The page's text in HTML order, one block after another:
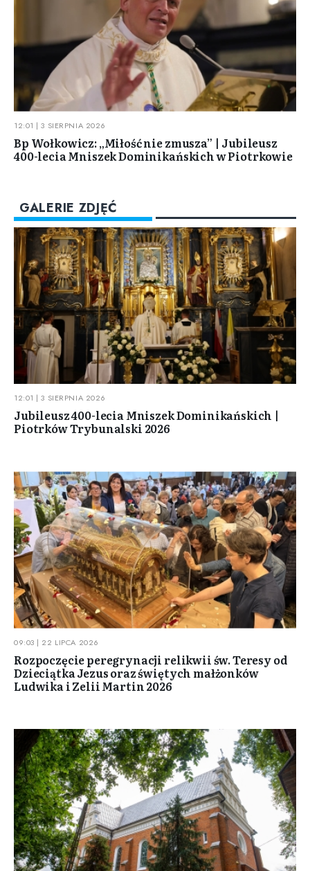
12:01 | 3 SIERPNIA 2026
Bp Wołkowicz: „Miłość nie zmusza” | Jubileusz
400-lecia Mniszek Dominikańskich w Piotrkowie
GALERIE ZDJĘĆ
12:01 | 3 SIERPNIA 2026
Jubileusz 400-lecia Mniszek Dominikańskich |
Piotrków Trybunalski 2026
09:03 | 22 LIPCA 2026
Rozpoczęcie peregrynacji relikwii św. Teresy od
Dzieciątka Jezus oraz świętych małżonków
Ludwika i Zelii Martin 2026